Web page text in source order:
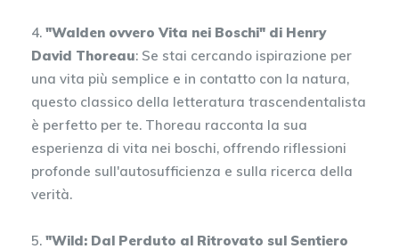
4. "Walden ovvero Vita nei Boschi" di Henry
David Thoreau: Se stai cercando ispirazione per
una vita più semplice e in contatto con la natura,
questo classico della letteratura trascendentalista
è perfetto per te. Thoreau racconta la sua
esperienza di vita nei boschi, offrendo riflessioni
profonde sull'autosufficienza e sulla ricerca della
verità.
5. "Wild: Dal Perduto al Ritrovato sul Sentiero